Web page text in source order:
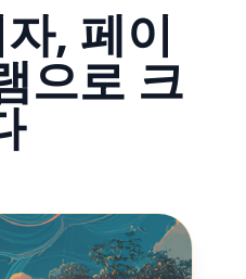
, 페이
으로 크